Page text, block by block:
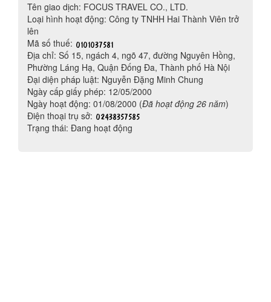
Tên giao dịch: FOCUS TRAVEL CO., LTD.
Loại hình hoạt động: Công ty TNHH Hai Thành Viên trở
lên
Mã số thuế:
Địa chỉ: Số 15, ngách 4, ngõ 47, đường Nguyên Hồng,
Phường Láng Hạ, Quận Đống Đa, Thành phố Hà Nội
Đại diện pháp luật: Nguyễn Đặng Minh Chung
Ngày cấp giấy phép: 12/05/2000
Ngày hoạt động: 01/08/2000 (Đã hoạt động 26 năm)
Điện thoại trụ sở:
Trạng thái: Đang hoạt động